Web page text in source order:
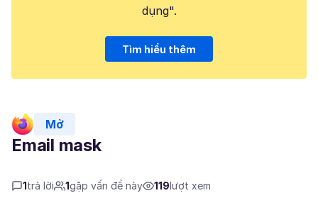
dụng".
Tìm hiểu thêm
Mở
Email mask
1trả lời 1gặp vấn đề này 119lượt xem